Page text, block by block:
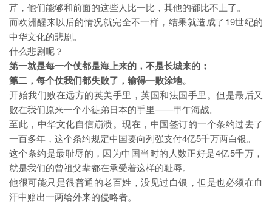
芹，他们能够和前面的这些人比一比，其他的都比不上了。
而欧洲醒来以后的情况就完全不一样，结果就造成了19世纪的
中华文化的悲剧。
什么悲剧呢？
第一就是每一个仗都是海上来的，不是长城来的；
第二，每个仗我们都失败了，输得一败涂地。
开始我们败在远方的英美手里，英国和法国手里。但是最后又
败在我们原来一个小徒弟日本的手里——甲午海战。
至此，中华文化自信崩溃。现在，中国签订的一个条约过去了
一百多年，这个条约规定中国要向列强支付4亿5千万两白银。
这个条约是最耻辱的，因为中国当时的人数正好是4亿5千万，
就是我们的曾祖父辈都在承受着这样的耻辱。
他很可能只是很普通的老百姓，没见过白银，但是也必须在血
汗中赔出一两给外来的侵略者。